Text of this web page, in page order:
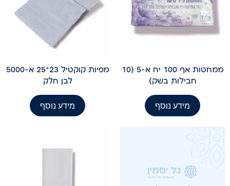
ממחטות אף 100 יח א-5 (10
חבילות בשק)
מידע נוסף
מפיות קוקטיל 23*25 א-5000
לבן חלק
מידע נוסף